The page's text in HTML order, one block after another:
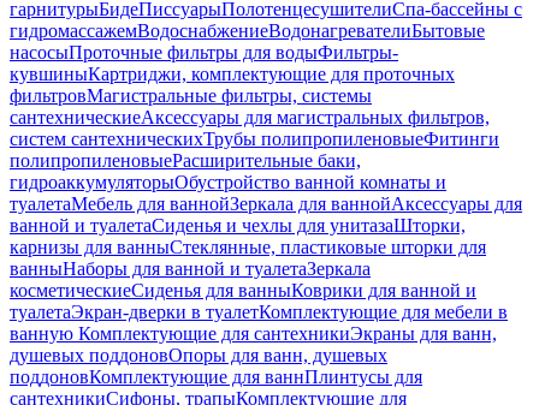
гарнитурыБидеПиссуарыПолотенцесушителиСпа-бассейны с
гидромассажемВодоснабжениеВодонагревателиБытовые
насосыПроточные фильтры для водыФильтры-
кувшиныКартриджи, комплектующие для проточных
фильтровМагистральные фильтры, системы
сантехническиеАксессуары для магистральных фильтров,
систем сантехническихТрубы полипропиленовыеФитинги
полипропиленовыеРасширительные баки,
гидроаккумуляторыОбустройство ванной комнаты и
туалетаМебель для ваннойЗеркала для ваннойАксессуары для
ванной и туалетаСиденья и чехлы для унитазаШторки,
карнизы для ванныСтеклянные, пластиковые шторки для
ванныНаборы для ванной и туалетаЗеркала
косметическиеСиденья для ванныКоврики для ванной и
туалетаЭкран-дверки в туалетКомплектующие для мебели в
ванную Комплектующие для сантехникиЭкраны для ванн,
душевых поддоновОпоры для ванн, душевых
поддоновКомплектующие для ваннПлинтусы для
сантехникиСифоны, трапыКомплектующие для